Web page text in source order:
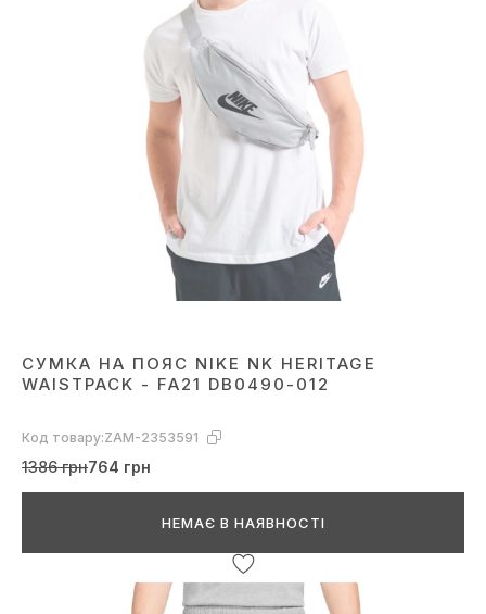
СУМКА НА ПОЯС NIKE NK HERITAGE
WAISTPACK - FA21 DB0490-012
Код товару:ZAM-2353591
1386 грн764 грн
НЕМАЄ В НАЯВНОСТІ